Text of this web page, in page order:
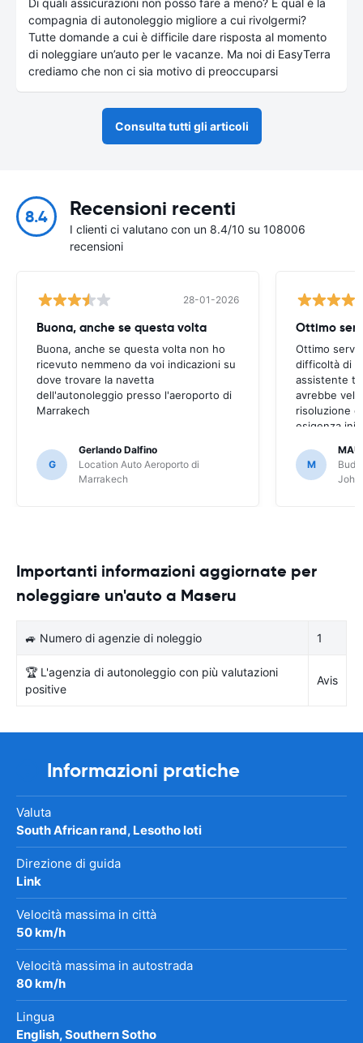
Di quali assicurazioni non posso fare a meno? E qual è la
compagnia di autonoleggio migliore a cui rivolgermi?
Tutte domande a cui è difficile dare risposta al momento
di noleggiare un’auto per le vacanze. Ma noi di EasyTerra
crediamo che non ci sia motivo di preoccuparsi
Consulta tutti gli articoli
8.4 Recensioni recenti
I clienti ci valutano con un 8.4/10 su 108006
recensioni
28-01-2026
Buona, anche se questa volta
Buona, anche se questa volta non ho
ricevuto nemmeno da voi indicazioni su
dove trovare la navetta
dell'autonoleggio presso l'aeroporto di
Marrakech
G
Gerlando Dalfino
Location Auto Aeroporto di
Marrakech
Ottimo
Ottimo
difficoltà di
assistente
avrebbe
risoluzione
esigenza
M
Importanti informazioni aggiornate per
noleggiare un'auto a Maseru
🚙 Numero di agenzie di noleggio 1
🏆 L'agenzia di autonoleggio con più valutazioni
positive
Avis
Informazioni pratiche
Valuta
South African rand, Lesotho loti
Direzione di guida
Link
Velocità massima in città
50 km/h
Velocità massima in autostrada
80 km/h
Lingua
English, Southern Sotho